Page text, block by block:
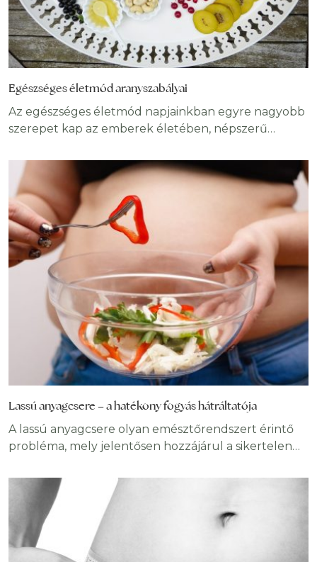
Egészséges életmód aranyszabályai
Az egészséges életmód napjainkban egyre nagyobb
szerepet kap az emberek életében, népszerű
számtalan tudnivaló kering róla a neten, az ember
könnyen elveszhet az információrengetegben.
Melyek az egészséges életmód legfontosabb
alappillérei? Miért jó nekünk, ha igyekszünk
betartani? Cikkünkből kiderül! Ép testben ép lélek,
hangzik az ismert közmondás, melynek
igazságtartalma igen
Lassú anyagcsere – a hatékony fogyás hátráltatója
A lassú anyagcsere olyan emésztőrendszert érintő
probléma, mely jelentősen hozzájárul a sikertelen
melyek legtöbbjén változtathatunk. A lassú és gyors
anyagcsere merőben különböző szimptómákat idéz
elő, így egyszerűen kideríthetjük, melyik
kategóriába tartozunk. Napi tevékenységeinkkel
kedvezünk a panaszok kialakulásának, így fontos